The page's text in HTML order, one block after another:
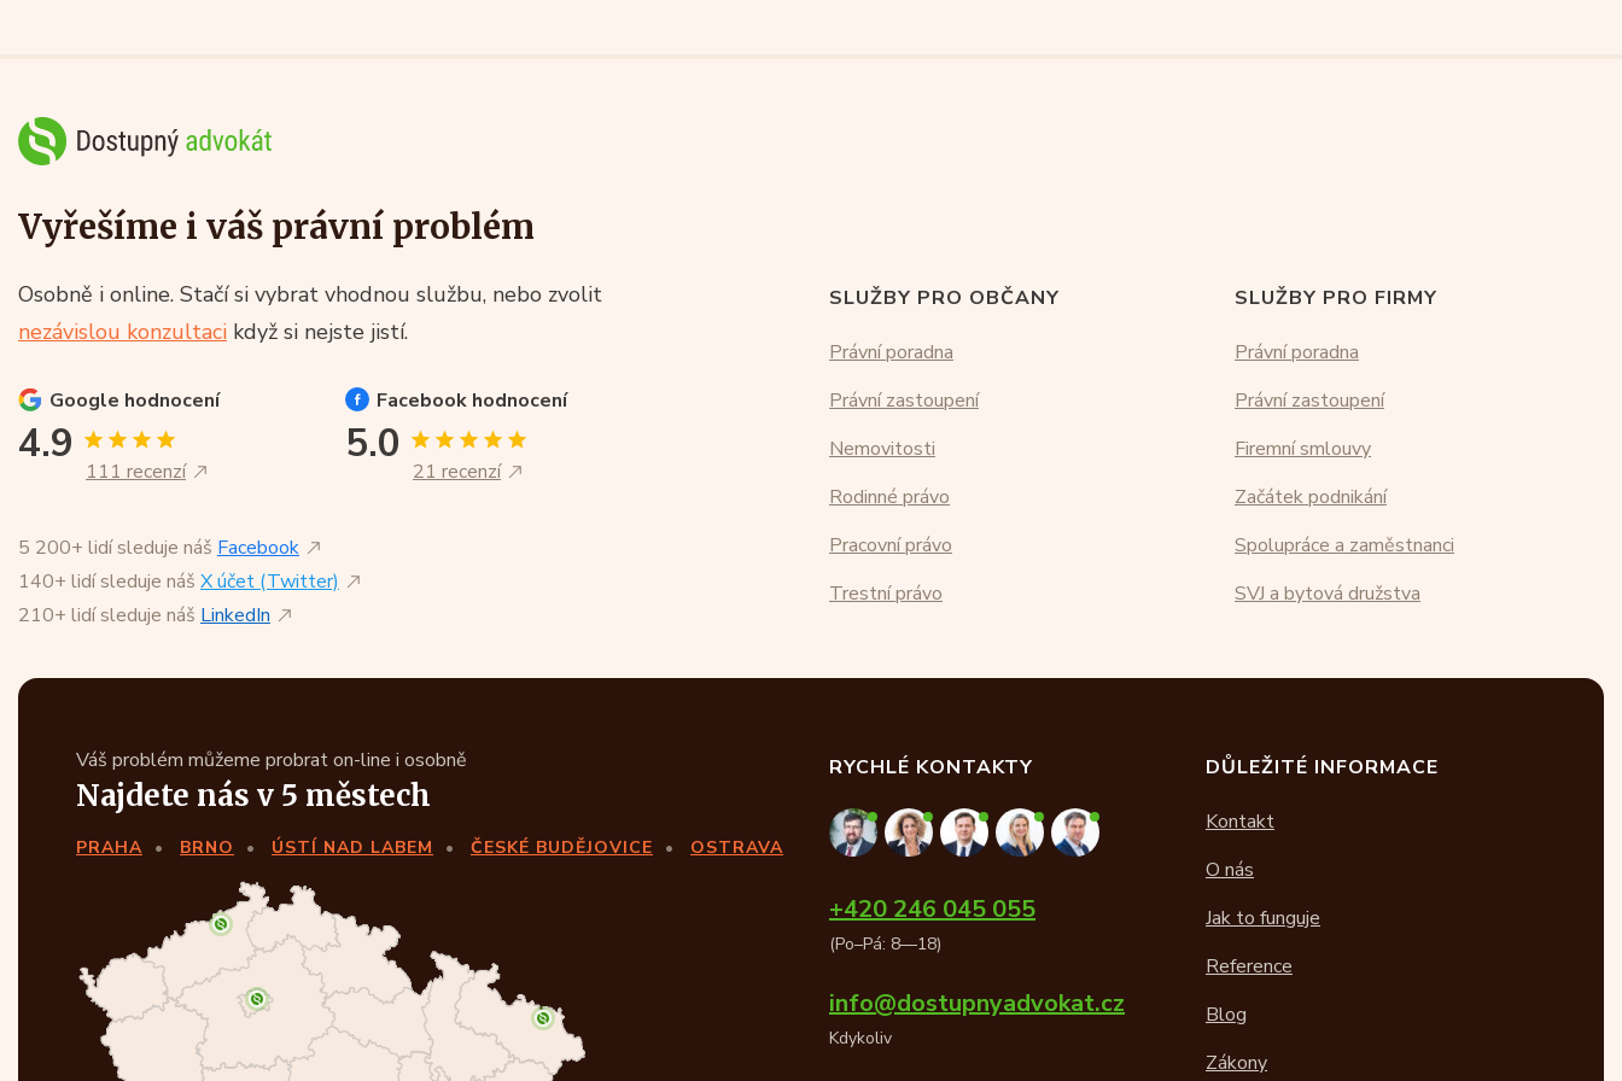
Vyřešíme i váš právní problém
Osobně i online. Stačí si vybrat vhodnou službu, nebo zvolit
nezávislou konzultaci když si nejste jistí.
Google hodnocení
4.9
111 recenzí
Facebook hodnocení
5.0
21 recenzí
5 200+ lidí sleduje náš Facebook
140+ lidí sleduje náš X účet (Twitter)
210+ lidí sleduje náš LinkedIn
SLUŽBY PRO OBČANY
Právní poradna
Právní zastoupení
Nemovitosti
Rodinné právo
Pracovní právo
Trestní právo
SLUŽBY PRO FIRMY
Právní poradna
Právní zastoupení
Firemní smlouvy
Začátek podnikání
Spolupráce a zaměstnanci
SVJ a bytová družstva
Váš problém můžeme probrat on-line i osobně
Najdete nás v 5 městech
PRAHA BRNO ÚSTÍ NAD LABEM ČESKÉ BUDĚJOVICE OSTRAVA
RYCHLÉ KONTAKTY
+420 246 045 055
(Po–Pá: 8—18)
info@dostupnyadvokat.cz
Kdykoliv
DŮLEŽITÉ INFORMACE
Kontakt
O nás
Jak to funguje
Reference
Blog
Zákony